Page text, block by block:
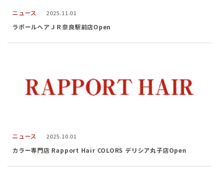
ニュース 2025.11.01
ラポールヘアＪＲ奈良駅前店Open
ニュース 2025.10.01
カラー専門店 Rapport Hair COLORS デリシア丸子店Open